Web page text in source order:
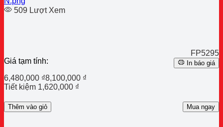
509 Lượt Xem
Giá tạm tính:
6,480,000 ₫8,100,000 ₫
Tiết kiệm 1,620,000 ₫
FP5295
In báo giá
Thêm vào giỏ Mua ngay